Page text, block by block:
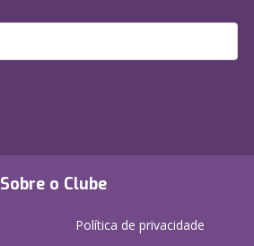
Sobre o Clube
Política de privacidade